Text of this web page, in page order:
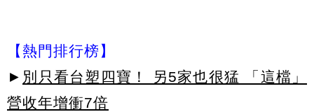
【熱門排行榜】
► 別只看台塑四寶！ 另5家也很猛 「這檔」
營收年增衝7倍